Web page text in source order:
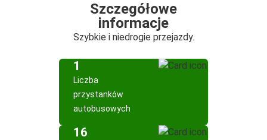
Szczegółowe
informacje
Szybkie i niedrogie przejazdy.
1
Liczba
przystanków
autobusowych
16